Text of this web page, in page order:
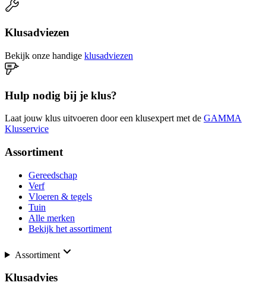
Klusadviezen
Bekijk onze handige klusadviezen
Hulp nodig bij je klus?
Laat jouw klus uitvoeren door een klusexpert met de GAMMA
Klusservice
Assortiment
Gereedschap
Verf
Vloeren & tegels
Tuin
Alle merken
Bekijk het assortiment
Assortiment
Klusadvies